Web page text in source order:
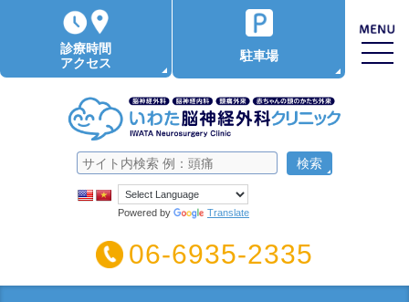
Powered by Translate
06-6935-2335
診療時間
アクセス
駐車場